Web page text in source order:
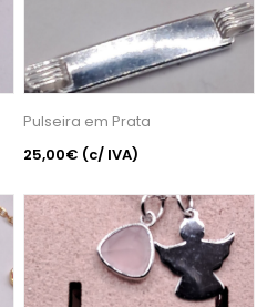
Pulseira em Prata
25,00€ (c/ IVA)